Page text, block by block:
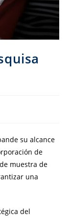
su alcance
de
muestra de
una
del